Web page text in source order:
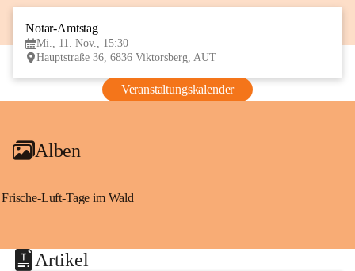
Notar-Amtstag
Mi., 11. Nov., 15:30
Hauptstraße 36, 6836 Viktorsberg, AUT
Veranstaltungskalender
Alben
Frische-Luft-Tage im Wald
Artikel